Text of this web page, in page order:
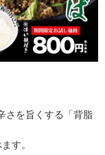
さを旨くする「背脂
す。